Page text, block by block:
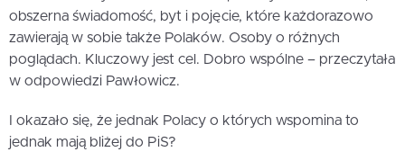
obszerna świadomość, byt i pojęcie, które każdorazowo
zawierają w sobie także Polaków. Osoby o różnych
poglądach. Kluczowy jest cel. Dobro wspólne – przeczytała
w odpowiedzi Pawłowicz.
I okazało się, że jednak Polacy o których wspomina to
jednak mają bliżej do PiS?